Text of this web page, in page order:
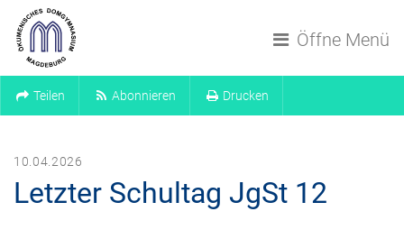
Öffne Menü
Teilen Abonnieren Drucken
10.04.2026
Letzter Schultag JgSt 12